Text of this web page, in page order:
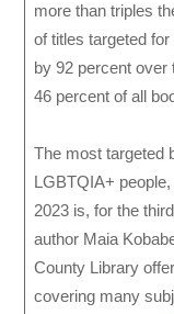
more than triples
of titles targeted
by 92 percent over
46 percent of all
The most targeted
LGBTQIA+
2023 is, for the
author Maia
County Library
covering many